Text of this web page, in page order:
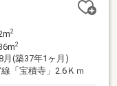
2
2
月(築37年1ヶ月)
線「宝積寺」2.6Ｋｍ